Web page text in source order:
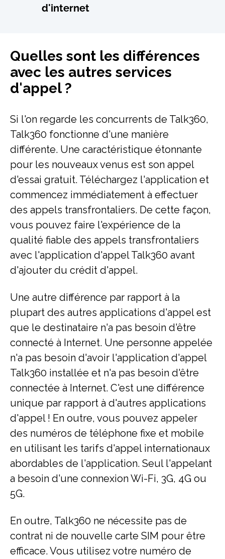
d'internet
Quelles sont les différences
avec les autres services
d'appel ?
Si l'on regarde les concurrents de Talk360,
Talk360 fonctionne d'une manière
différente. Une caractéristique étonnante
pour les nouveaux venus est son appel
d'essai gratuit. Téléchargez l'application et
commencez immédiatement à effectuer
des appels transfrontaliers. De cette façon,
vous pouvez faire l'expérience de la
qualité fiable des appels transfrontaliers
avec l'application d'appel Talk360 avant
d'ajouter du crédit d'appel.
Une autre différence par rapport à la
plupart des autres applications d'appel est
que le destinataire n'a pas besoin d'être
connecté à Internet. Une personne appelée
n'a pas besoin d'avoir l'application d'appel
Talk360 installée et n'a pas besoin d'être
connectée à Internet. C'est une différence
unique par rapport à d'autres applications
d'appel ! En outre, vous pouvez appeler
des numéros de téléphone fixe et mobile
en utilisant les tarifs d'appel internationaux
abordables de l'application. Seul l'appelant
a besoin d'une connexion Wi-Fi, 3G, 4G ou
5G.
En outre, Talk360 ne nécessite pas de
contrat ni de nouvelle carte SIM pour être
efficace. Vous utilisez votre numéro de